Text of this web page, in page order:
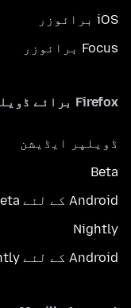
iOS برائوزر
Focus برائوزر
Firefox برائے ڈویلپرز
ڈویلپر ایڈیشن
Beta
Android کے لئے Beta
Nightly
Android کے لئے Nightly